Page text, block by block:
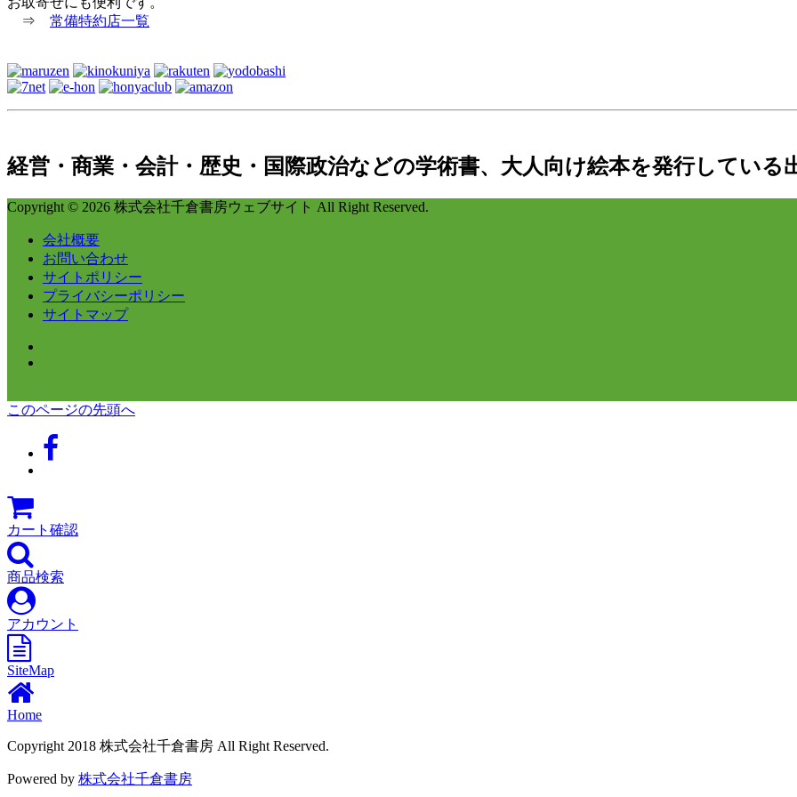
⇒ 常備特約店一覧
経営・商業・会計・歴史・国際政治などの学術書、大人向け絵本を発行している
Copyright © 2026 株式会社千倉書房ウェブサイト All Right Reserved.
会社概要
お問い合わせ
サイトポリシー
プライバシーポリシー
サイトマップ
このページの先頭へ
カート確認
商品検索
アカウント
SiteMap
Home
Copyright 2018 株式会社千倉書房 All Right Reserved.
Powered by 株式会社千倉書房